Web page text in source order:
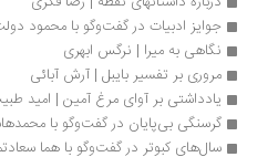
جوایز ادبیات در گفت‌وگو با محمود
نگاهی به میرا | نرگس ابهری
مروری بر تفسیر بایبل | آرش آبائی
یادداشتی بر آوای مرغ آمین | امید
گرسنگی بی‌پایان در گفت‌وگو با
سال‌های کبوتر در گفت‌وگو با هما